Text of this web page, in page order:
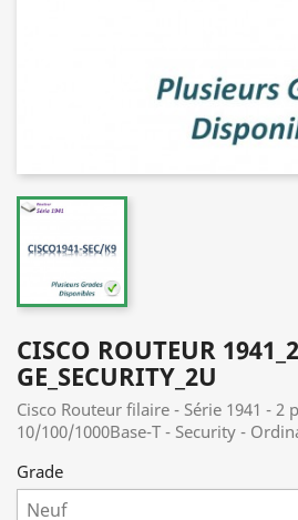
CISCO ROUTEUR
GE_SECURITY_2U
Cisco Routeur filaire - Série 1941 - 2
10/100/1000Base-T - Security -
Grade